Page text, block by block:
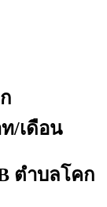
/เดือน
ตำบลโคก